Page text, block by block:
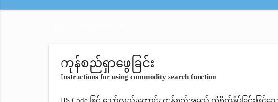
ကုန်စည်ရှာဖွေခြင်း
Instructions for using commodity search function
HS Code ဖြင့် သော်လည်းကောင်း ကုန်စည်အမည် ကိုရိုက်နှိပ်ခြင်းဖြင့်သ